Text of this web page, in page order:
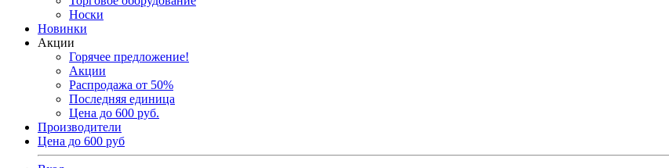
Носки
Новинки
Акции
Горячее предложение!
Акции
Распродажа от 50%
Последняя единица
Цена до 600 руб.
Производители
Цена до 600 руб